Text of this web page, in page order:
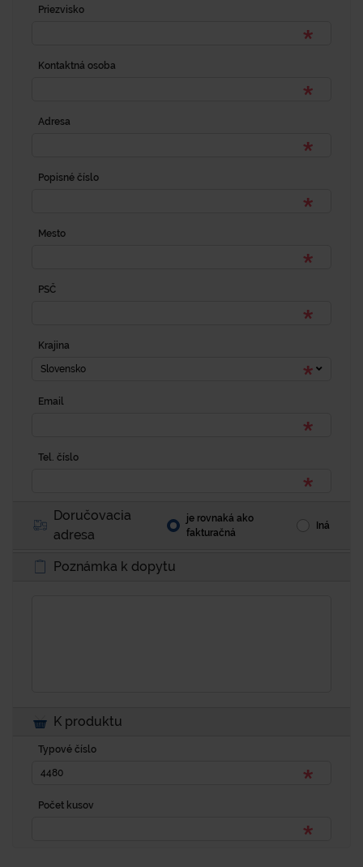
Priezvisko
Kontaktná osoba
Adresa
Popisné číslo
Mesto
PSČ
Krajina
Slovensko
Email
Tel. číslo
Doručovacia
adresa
je rovnaká ako
fakturačná
Iná
Poznámka k dopytu
K produktu
Typové číslo
Počet kusov